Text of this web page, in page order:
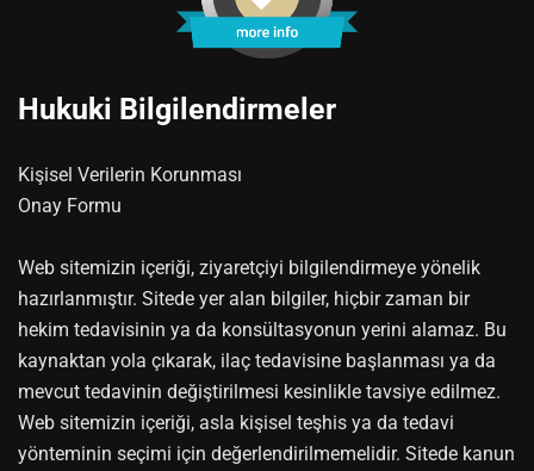
Hukuki Bilgilendirmeler
Kişisel Verilerin Korunması
Onay Formu
Web sitemizin içeriği, ziyaretçiyi bilgilendirmeye yönelik
hazırlanmıştır. Sitede yer alan bilgiler, hiçbir zaman bir
hekim tedavisinin ya da konsültasyonun yerini alamaz. Bu
kaynaktan yola çıkarak, ilaç tedavisine başlanması ya da
mevcut tedavinin değiştirilmesi kesinlikle tavsiye edilmez.
Web sitemizin içeriği, asla kişisel teşhis ya da tedavi
yönteminin seçimi için değerlendirilmemelidir. Sitede kanun